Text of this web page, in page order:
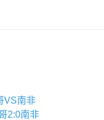
VS南非
2:0南非